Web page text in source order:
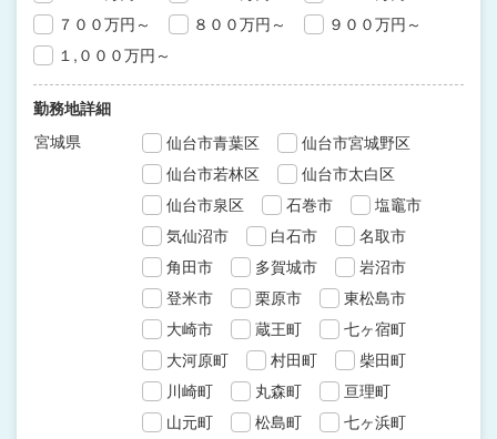
７００万円～
８００万円～
９００万円～
１,０００万円～
勤務地詳細
宮城県
仙台市青葉区
仙台市宮城野区
仙台市若林区
仙台市太白区
仙台市泉区
石巻市
塩竈市
気仙沼市
白石市
名取市
角田市
多賀城市
岩沼市
登米市
栗原市
東松島市
大崎市
蔵王町
七ヶ宿町
大河原町
村田町
柴田町
川崎町
丸森町
亘理町
山元町
松島町 七ヶ浜町